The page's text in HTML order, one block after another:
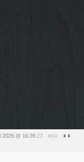
2026 @ 16:35:23 #202